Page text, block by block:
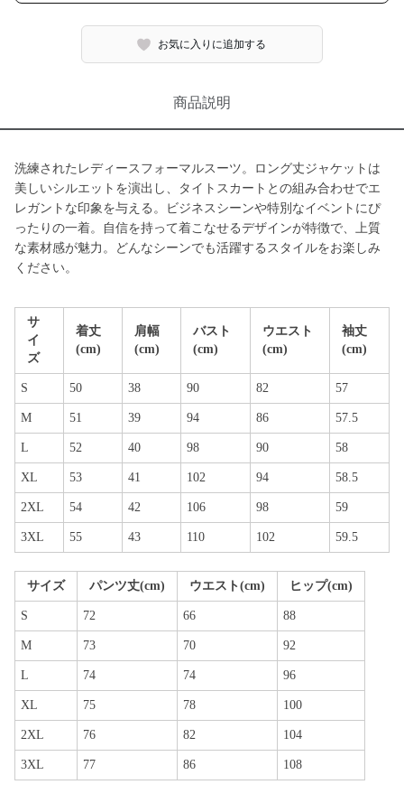
お気に入りに追加する
商品説明
洗練されたレディースフォーマルスーツ。ロング丈ジャケットは
美しいシルエットを演出し、タイトスカートとの組み合わせでエ
レガントな印象を与える。ビジネスシーンや特別なイベントにぴ
ったりの一着。自信を持って着こなせるデザインが特徴で、上質
な素材感が魅力。どんなシーンでも活躍するスタイルをお楽しみ
ください。
サ
イ
ズ
着丈
(cm)
肩幅
(cm)
バスト
(cm)
ウエスト
(cm)
袖丈
(cm)
S 50 38 90 82 57
M 51 39 94 86 57.5
L 52 40 98 90 58
XL 53 41 102 94 58.5
2XL 54 42 106 98 59
3XL 55 43 110 102 59.5
サイズ パンツ丈(cm) ウエスト(cm) ヒップ(cm)
S 72 66 88
M 73 70 92
L 74 74 96
XL 75 78 100
2XL 76 82 104
3XL 77 86 108